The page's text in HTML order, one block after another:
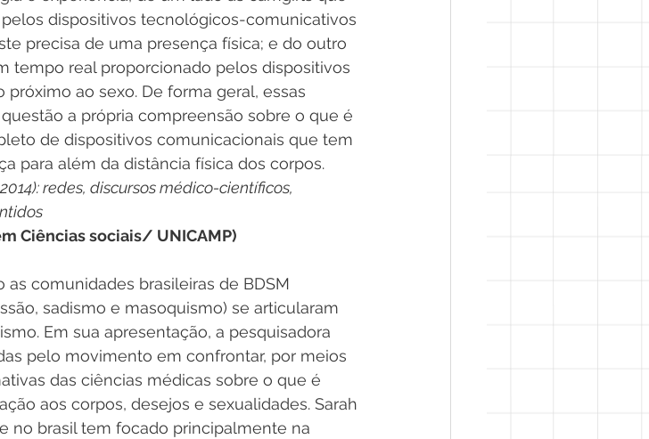
dispositivos tecnológicos-comunicativos
precisa de uma presença física; e do outro
tempo real proporcionado pelos dispositivos
ao sexo. De forma geral, essas
a própria compreensão sobre o que é
de dispositivos comunicacionais que tem
para além da distância física dos corpos.
redes, discursos médico-científicos,
Ciências sociais/ UNICAMP)
comunidades brasileiras de BDSM
sadismo e masoquismo) se articularam
Em sua apresentação, a pesquisadora
pelo movimento em confrontar, por meios
das ciências médicas sobre o que é
aos corpos, desejos e sexualidades. Sarah
no brasil tem focado principalmente na